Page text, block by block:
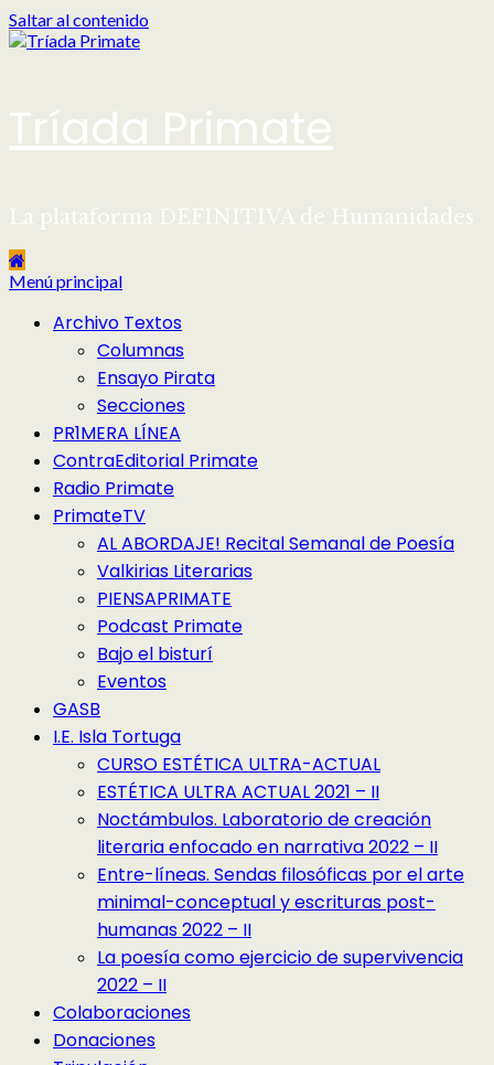
Saltar al contenido
Tríada Primate
La plataforma DEFINITIVA de Humanidades
Menú principal
Archivo Textos
Columnas
Ensayo Pirata
Secciones
PR1MERA LÍNEA
ContraEditorial Primate
Radio Primate
PrimateTV
AL ABORDAJE! Recital Semanal de Poesía
Valkirias Literarias
PIENSAPRIMATE
Podcast Primate
Bajo el bisturí
Eventos
GASB
I.E. Isla Tortuga
CURSO ESTÉTICA ULTRA-ACTUAL
ESTÉTICA ULTRA ACTUAL 2021 – II
Noctámbulos. Laboratorio de creación
literaria enfocado en narrativa 2022 – II
Entre-líneas. Sendas filosóficas por el arte
minimal-conceptual y escrituras post-
humanas 2022 – II
La poesía como ejercicio de supervivencia
2022 – II
Colaboraciones
Donaciones